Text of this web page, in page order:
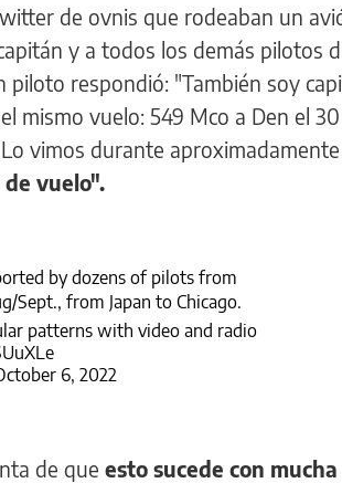
de ovnis que rodeaban un
y a todos los demás pilotos
piloto respondió: "También soy
mismo vuelo: 549 Mco a Den el
vimos durante aproximadamente
de vuelo".
by dozens of pilots from
from Japan to Chicago.
patterns with video and radio
6, 2022
de que esto sucede con mucha